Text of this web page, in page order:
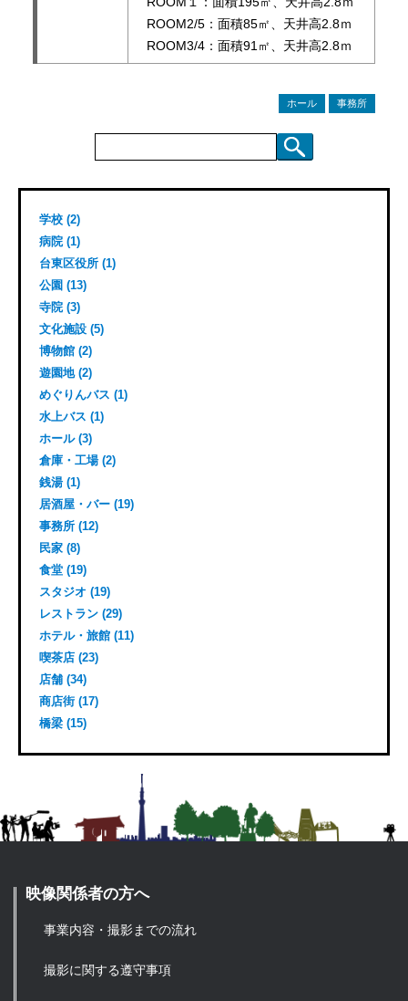
ROOM2/5：面積85㎡、天井高2.8ｍ
ROOM3/4：面積91㎡、天井高2.8ｍ
ホール 事務所
学校 (2)
病院 (1)
台東区役所 (1)
公園 (13)
寺院 (3)
文化施設 (5)
博物館 (2)
遊園地 (2)
めぐりんバス (1)
水上バス (1)
ホール (3)
倉庫・工場 (2)
銭湯 (1)
居酒屋・バー (19)
事務所 (12)
民家 (8)
食堂 (19)
スタジオ (19)
レストラン (29)
ホテル・旅館 (11)
喫茶店 (23)
店舗 (34)
商店街 (17)
橋梁 (15)
映像関係者の方へ
事業内容・撮影までの流れ
撮影に関する遵守事項